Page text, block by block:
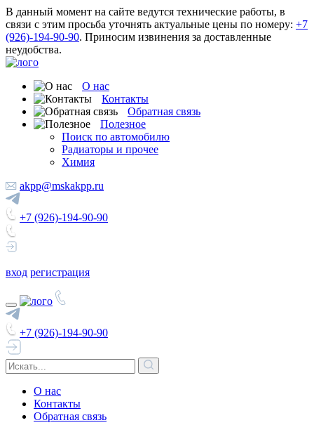
В данный момент на сайте ведутся технические работы, в
связи с этим просьба уточнять актуальные цены по номеру: +7
(926)-194-90-90. Приносим извинения за доставленные
неудобства.
О нас
Контакты
Обратная связь
Полезное
Поиск по автомобилю
Радиаторы и прочее
Химия
akpp@mskakpp.ru
+7 (926)-194-90-90
вход регистрация
+7 (926)-194-90-90
О нас
Контакты
Обратная связь